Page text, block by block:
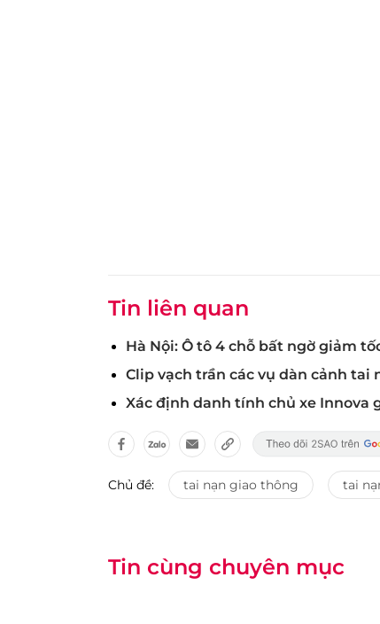
Tin liên quan
Hà Nội: Ô tô 4 chỗ bất ngờ giảm
Clip vạch trần các vụ dàn cảnh tai
Xác định danh tính chủ xe Innova
Chủ đề: tai nạn giao thông tai
Tin cùng chuyên mục